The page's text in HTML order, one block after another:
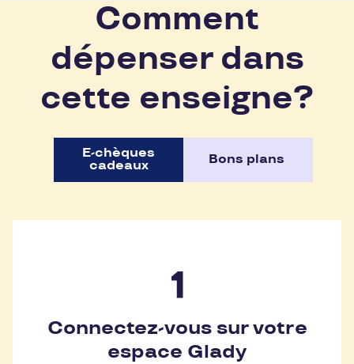
Comment
dépenser dans
cette enseigne?
E-chèques
cadeaux
Bons plans
Connectez-vous sur votre
espace Glady